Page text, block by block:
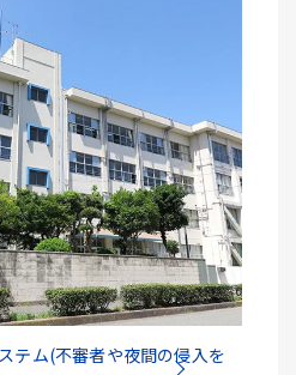
テム(不審者や夜間の侵入を